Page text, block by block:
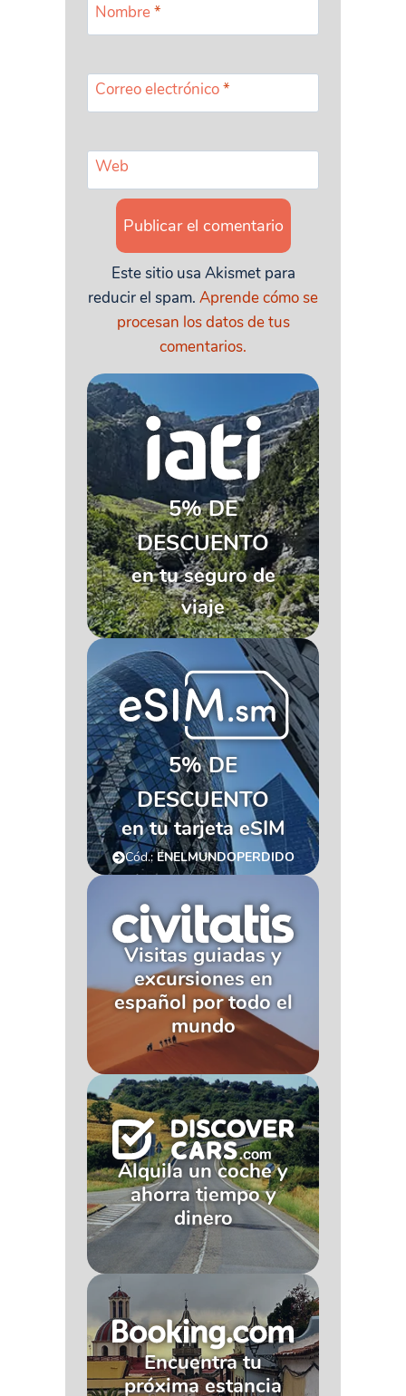
Nombre*
Correo electrónico*
Web
Este sitio usa Akismet para
reducir el spam. Aprende cómo se
procesan los datos de tus
comentarios.
5% DE
DESCUENTO
en tu seguro de
viaje
5% DE
DESCUENTO
en tu tarjeta eSIM
Cód.:ENELMUNDOPERDIDO
Visitas guiadas y
excursiones en
español por todo el
mundo
Alquila un coche y
ahorra tiempo y
dinero
Encuentra tu
próxima estancia